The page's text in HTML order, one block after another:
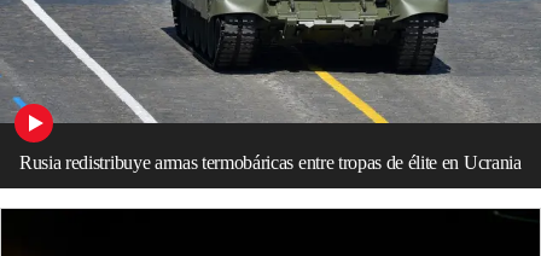
Rusia redistribuye armas termobáricas entre tropas de élite en Ucrania